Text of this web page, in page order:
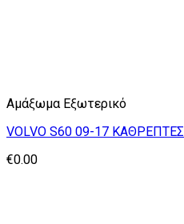
Αμάξωμα Εξωτερικό
VOLVO S60 09-17 ΚΑΘΡΕΠΤΕΣ
€0.00